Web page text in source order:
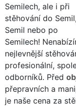
Semilech, ale i při
stěhování do
Semil nebo po
Semilech!
nejlevnější
profesionální,
odborníků. Před
přepravních a
je naše cena za